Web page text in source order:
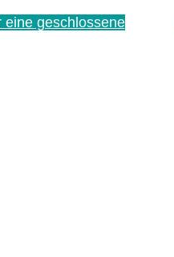
eine geschlossene